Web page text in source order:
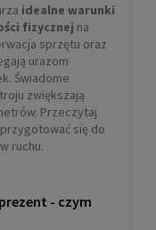
idealne warunki
fizycznej na
sprzętu oraz
urazom
Świadome
zwiększają
Przeczytaj
się do
ruchu.
- czym